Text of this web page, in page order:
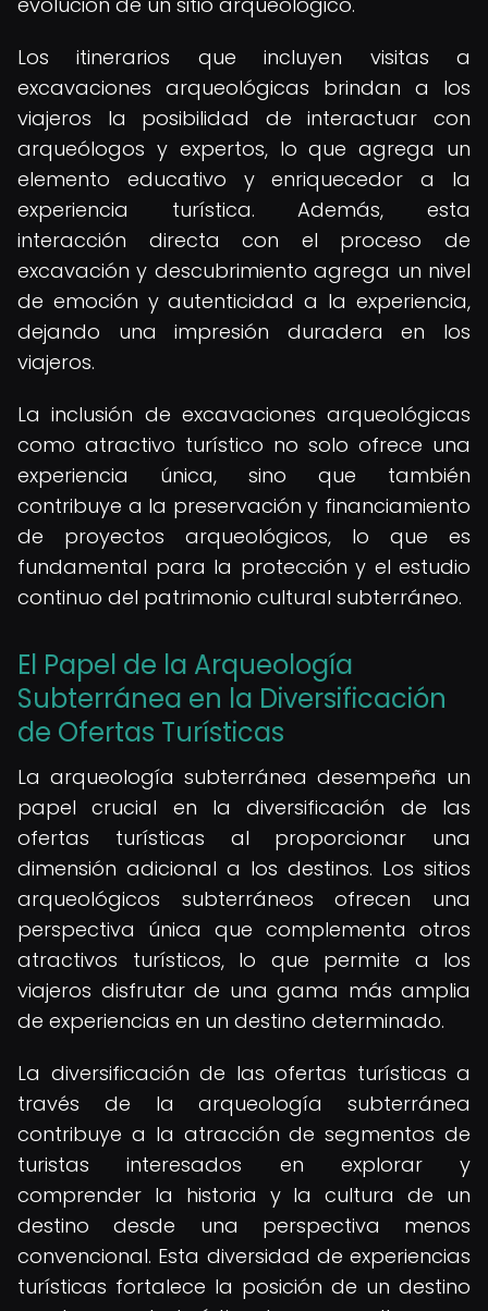
Los itinerarios que incluyen visitas a
excavaciones arqueológicas brindan a los
viajeros la posibilidad de interactuar con
arqueólogos y expertos, lo que agrega un
elemento educativo y enriquecedor a la
experiencia turística. Además, esta
interacción directa con el proceso de
excavación y descubrimiento agrega un nivel
de emoción y autenticidad a la experiencia,
dejando una impresión duradera en los
viajeros.
La inclusión de excavaciones arqueológicas
como atractivo turístico no solo ofrece una
experiencia única, sino que también
contribuye a la preservación y financiamiento
de proyectos arqueológicos, lo que es
fundamental para la protección y el estudio
continuo del patrimonio cultural subterráneo.
El Papel de la Arqueología
Subterránea en la Diversificación
de Ofertas Turísticas
La arqueología subterránea desempeña un
papel crucial en la diversificación de las
ofertas turísticas al proporcionar una
dimensión adicional a los destinos. Los sitios
arqueológicos subterráneos ofrecen una
perspectiva única que complementa otros
atractivos turísticos, lo que permite a los
viajeros disfrutar de una gama más amplia
de experiencias en un destino determinado.
La diversificación de las ofertas turísticas a
través de la arqueología subterránea
contribuye a la atracción de segmentos de
turistas interesados en explorar y
comprender la historia y la cultura de un
destino desde una perspectiva menos
convencional. Esta diversidad de experiencias
turísticas fortalece la posición de un destino